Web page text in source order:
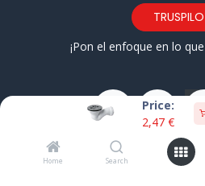
Price:
2,47 €
Home Search
¡Pon el enfoque en lo
Barrio El Brusco 36 • Laredo